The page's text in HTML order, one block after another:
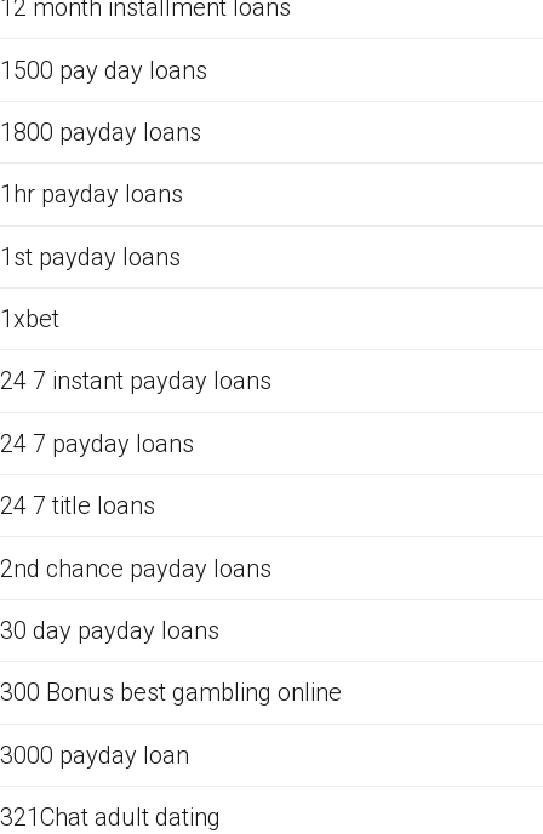
12 month installment loans
1500 pay day loans
1800 payday loans
1hr payday loans
1st payday loans
1xbet
24 7 instant payday loans
24 7 payday loans
24 7 title loans
2nd chance payday loans
30 day payday loans
300 Bonus best gambling online
3000 payday loan
321Chat adult dating